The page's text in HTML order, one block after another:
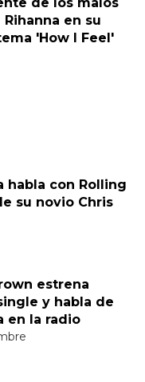
en su
'How I Feel'
habla con Rolling
su novio Chris
estrena
y habla de
en la radio